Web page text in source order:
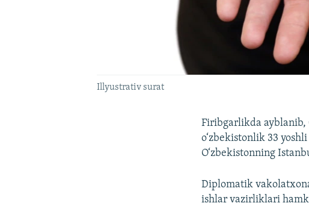
Illyustrativ surat
Firibgarlikda ayblanib,
o‘zbekistonlik 33
O‘zbekistonning
Diplomatik
ishlar vazirliklari